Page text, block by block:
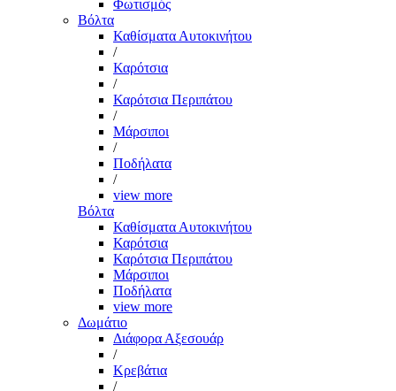
Φωτισμός
Βόλτα
Καθίσματα Αυτοκινήτου
/
Καρότσια
/
Καρότσια Περιπάτου
/
Μάρσιποι
/
Ποδήλατα
/
view more
Βόλτα
Καθίσματα Αυτοκινήτου
Καρότσια
Καρότσια Περιπάτου
Μάρσιποι
Ποδήλατα
view more
Δωμάτιο
Διάφορα Αξεσουάρ
/
Κρεβάτια
/